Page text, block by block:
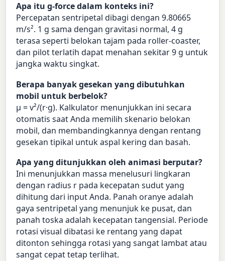
Apa itu g-force dalam konteks ini?
Percepatan sentripetal dibagi dengan 9.80665
m/s². 1 g sama dengan gravitasi normal, 4 g
terasa seperti belokan tajam pada roller-coaster,
dan pilot terlatih dapat menahan sekitar 9 g untuk
jangka waktu singkat.
Berapa banyak gesekan yang dibutuhkan
mobil untuk berbelok?
μ = v²/(r·g). Kalkulator menunjukkan ini secara
otomatis saat Anda memilih skenario belokan
mobil, dan membandingkannya dengan rentang
gesekan tipikal untuk aspal kering dan basah.
Apa yang ditunjukkan oleh animasi berputar?
Ini menunjukkan massa menelusuri lingkaran
dengan radius r pada kecepatan sudut yang
dihitung dari input Anda. Panah oranye adalah
gaya sentripetal yang menunjuk ke pusat, dan
panah toska adalah kecepatan tangensial. Periode
rotasi visual dibatasi ke rentang yang dapat
ditonton sehingga rotasi yang sangat lambat atau
sangat cepat tetap terlihat.